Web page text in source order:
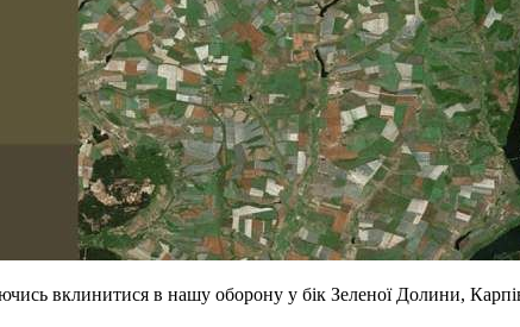
вклинитися в нашу оборону у бік Зеленої Долини,